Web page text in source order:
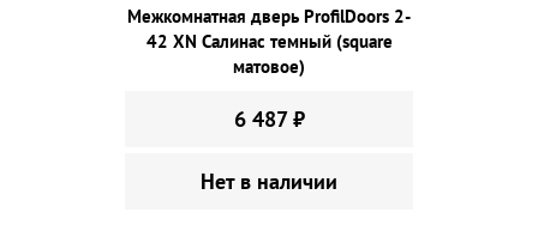
Межкомнатная дверь ProfilDoors 2-
42 XN Салинас темный (square
матовое)
6 487 ₽
Нет в наличии